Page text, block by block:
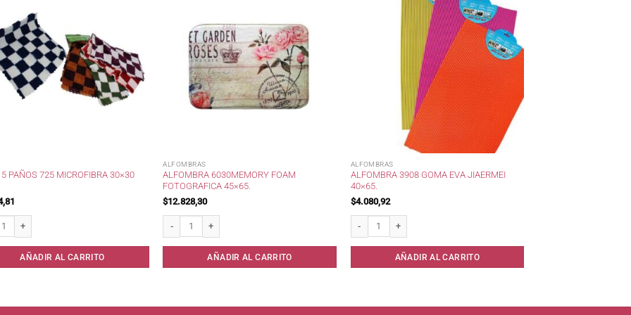
PAÑOS 725 MICROFIBRA 30×30
Paños 725 Microfibra 30x30 cms* cantidad
AÑADIR AL CARRITO
ALFOMBRAS
ALFOMBRA 6030MEMORY FOAM
FOTOGRAFICA 45×65.
$12.828,30
Alfombra 6030Memory Foam Fotografica 45x65. cantidad
AÑADIR AL CARRITO
ALFOMBRAS
ALFOMBRA 3908 GOMA EVA JIAERMEI
40×65.
$4.080,92
Alfombra 3908 Goma Eva Jiaermei 40x65. cantidad
AÑADIR AL CARRITO